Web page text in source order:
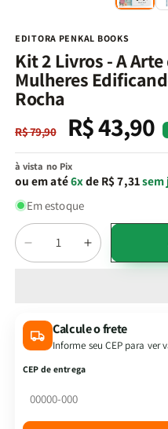
EDITORA PENKAL BOOKS
Kit 2 Livros - A
Mulheres
Rocha
Preço
normal
R$ 79,90
Preço
promocional
R$ 43,90
à vista no Pix
ou em até6xde R$ 7,31sem
Em estoque
Quantidade
Diminuir
a
2
Livros
-
Arte
Aumentar
a
2
Livros
Calcule o frete
Informe seu CEP para ver
CEP de entrega